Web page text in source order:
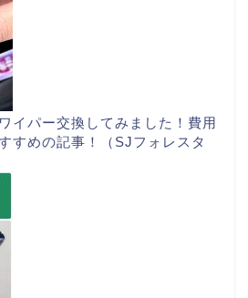
イパー交換してみました！費用
すめの記事！（SJフォレスタ